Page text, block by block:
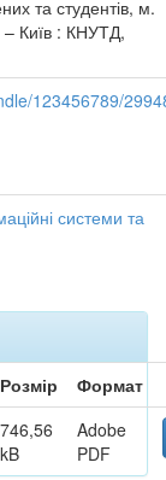
та студентів, м.
– Київ : КНУТД,
123456789/
системи та
Розмір
Формат
746,56
kB
Adobe
PDF